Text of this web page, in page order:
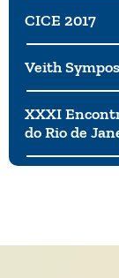
CICE 2017
Veith
XXXI
do Rio de